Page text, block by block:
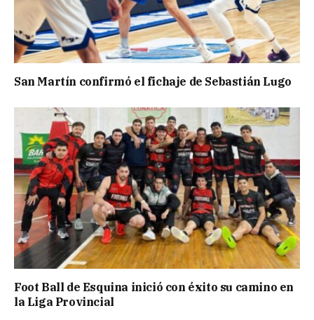
San Martín confirmó el fichaje de Sebastián Lugo
Foot Ball de Esquina inició con éxito su camino en
la Liga Provincial